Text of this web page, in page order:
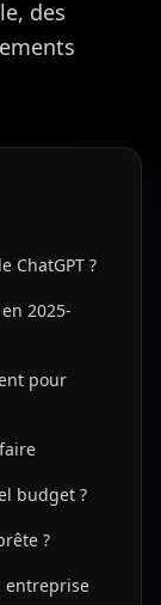
des
ChatGPT ?
2025-
pour
budget ?
?
entreprise